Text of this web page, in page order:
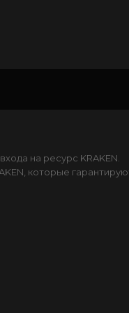
на ресурс KRAKEN.
которые